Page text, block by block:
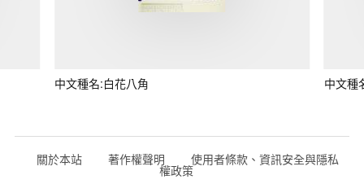
中文種名:白花八角 中文種
關於本站 著作權聲明 使用者條款、資訊安全與隱私
權政策